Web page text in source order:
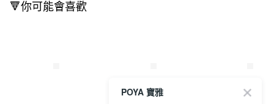
🔻你可能會喜歡
POYA 寶雅